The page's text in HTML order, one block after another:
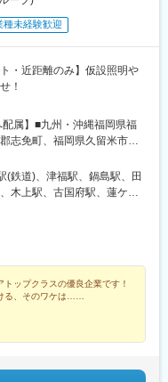
種未経験歓迎
・近距離のみ】仮設照明や
！
配属】■九州・沖縄福岡県福
志免町、福岡県久留米市、
西彼杵郡長与町、長崎県佐
あさぎり町、大分県大分
、鹿児島県鹿屋市、沖縄県
、岡山県岡山市、鳥取県鳥
国愛媛県松山市、香川県高
市、岐阜県羽島市■関西大阪
、兵庫県姫路市、奈良県奈
、埼玉県久喜市、埼玉県さ
相模原市、千葉県千葉市■東
県石巻市、山形県山形市、
(鉄道)、津福駅、鍋島駅、田
木上駅、古国府駅、蓮ケ池
福山駅、東山・おかでんミ
日ケ丘駅、伊予和気駅、林
)、鳳駅、医療センター駅、
ケ谷駅、鷲宮駅、鉄道博物
本千葉駅、南仙台駅、陸前
駅、木太東口駅、計算科学
ップクラスの優良企業です！
る、そのワケは……